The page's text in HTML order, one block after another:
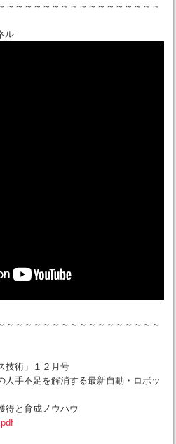
～～～～～～～～～～～～～～～～～
ル
～～～～～～～～～～～～～～～～～
術」１２月号
手不足を解消する最新自動・ロボッ
育成ノウハウ